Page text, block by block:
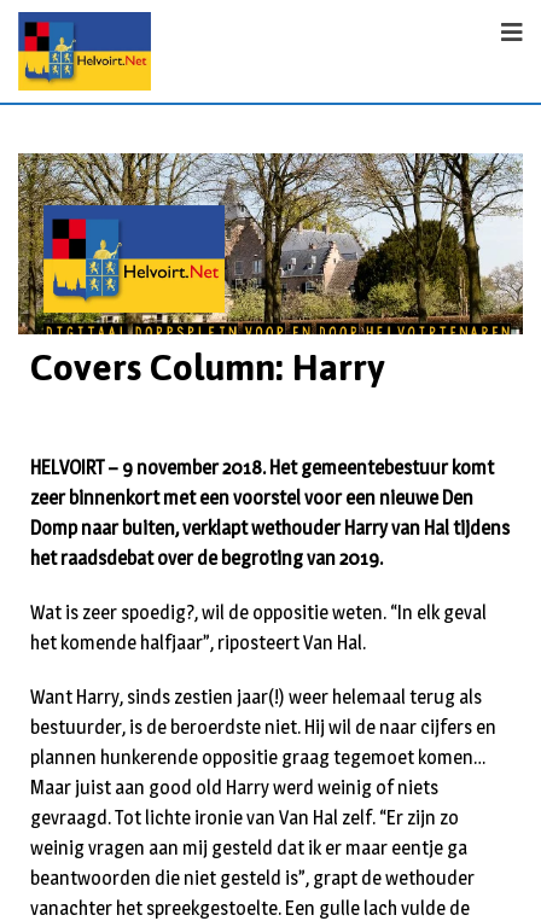
Covers Column: Harry
HELVOIRT – 9 november 2018. Het gemeentebestuur komt
zeer binnenkort met een voorstel voor een nieuwe Den
Domp naar buiten, verklapt wethouder Harry van Hal tijdens
het raadsdebat over de begroting van 2019.
Wat is zeer spoedig?, wil de oppositie weten. “In elk geval
het komende halfjaar”, riposteert Van Hal.
Want Harry, sinds zestien jaar(!) weer helemaal terug als
bestuurder, is de beroerdste niet. Hij wil de naar cijfers en
plannen hunkerende oppositie graag tegemoet komen…
Maar juist aan good old Harry werd weinig of niets
gevraagd. Tot lichte ironie van Van Hal zelf. “Er zijn zo
weinig vragen aan mij gesteld dat ik er maar eentje ga
beantwoorden die niet gesteld is”, grapt de wethouder
vanachter het spreekgestoelte. Een gulle lach vulde de